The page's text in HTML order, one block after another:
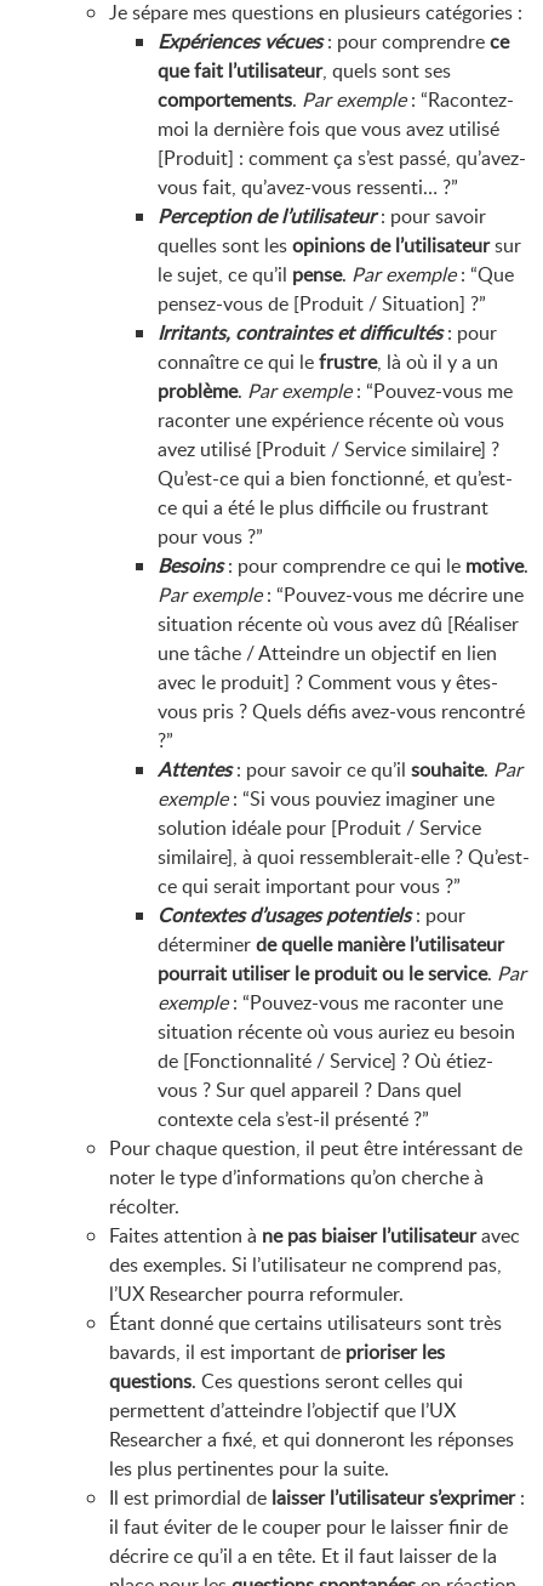
Je sépare mes questions en plusieurs catégories :
Expériences vécues: pour comprendrece
que fait l’utilisateur, quels sont ses
comportements. Par exemple: “Racontez-
moi la dernière fois que vous avez utilisé
[Produit] : comment ça s’est passé, qu’avez-
vous fait, qu’avez-vous ressenti… ?”
Perception de l’utilisateur: pour savoir
quelles sont lesopinions de l’utilisateursur
le sujet, ce qu’il pense. Par exemple: “Que
pensez-vous de [Produit / Situation] ?”
Irritants, contraintes et difficultés: pour
connaître ce qui lefrustre, là où il y a un
problème. Par exemple: “Pouvez-vous me
raconter une expérience récente où vous
avez utilisé [Produit / Service similaire] ?
Qu’est-ce qui a bien fonctionné, et qu’est-
ce qui a été le plus difficile ou frustrant
pour vous ?”
Besoins: pour comprendre ce qui le motive.
Par exemple: “Pouvez-vous me décrire une
situation récente où vous avez dû [Réaliser
une tâche / Atteindre un objectif en lien
avec le produit] ? Comment vous y êtes-
vous pris ? Quels défis avez-vous rencontré
?”
Attentes: pour savoir ce qu’il souhaite. Par
exemple: “Si vous pouviez imaginer une
solution idéale pour [Produit / Service
similaire], à quoi ressemblerait-elle ? Qu’est-
ce qui serait important pour vous ?”
Contextes d’usages potentiels: pour
déterminerde quelle manière l’utilisateur
pourrait utiliser le produit ou le service. Par
exemple: “Pouvez-vous me raconter une
situation récente où vous auriez eu besoin
de [Fonctionnalité / Service] ? Où étiez-
vous ? Sur quel appareil ? Dans quel
contexte cela s’est-il présenté ?”
Pour chaque question, il peut être intéressant de
noter le type d’informations qu’on cherche à
récolter.
Faites attention à ne pas biaiser l’utilisateuravec
des exemples. Si l’utilisateur ne comprend pas,
l’UX Researcher pourra reformuler.
Étant donné que certains utilisateurs sont très
bavards, il est important de prioriser les
questions. Ces questions seront celles qui
permettent d’atteindre l’objectif que l’UX
Researcher a fixé, et qui donneront les réponses
les plus pertinentes pour la suite.
Il est primordial de laisser l’utilisateur s’exprimer:
il faut éviter de le couper pour le laisser finir de
décrire ce qu’il a en tête. Et il faut laisser de la